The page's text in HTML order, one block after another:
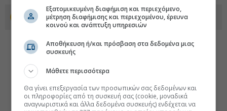
Προσθέστε το euro2day.gr στο Discover
Εξατομικευμένη διαφήμιση και περιεχόμενο,
μέτρηση διαφήμισης και περιεχομένου, έρευνα
κοινού και ανάπτυξη υπηρεσιών
Αποθήκευση ή/και πρόσβαση στα δεδομένα μιας
συσκευής
Μάθετε περισσότερα
Θα γίνει επεξεργασία των προσωπικών σας δεδομένων και
οι πληροφορίες από τη συσκευή σας (cookie, μοναδικά
αναγνωριστικά και άλλα δεδομένα συσκευής) ενδέχεται να